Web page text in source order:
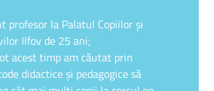
profesor la Palatul Copiilor şi
Ilfov de 25 ani;
acest timp am căutat prin
didactice şi pedagogice să